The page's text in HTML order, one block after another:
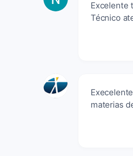
Excelente
Técnico
materias